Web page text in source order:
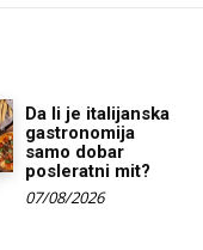
Da li je italijanska
gastronomija
samo dobar
posleratni mit?
07/08/2026